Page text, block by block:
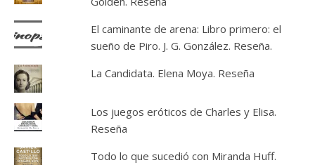
El caminante de arena: Libro primero: el
sueño de Piro. J. G. González. Reseña.
La Candidata. Elena Moya. Reseña
Los juegos eróticos de Charles y Elisa.
Reseña
Todo lo que sucedió con Miranda Huff.